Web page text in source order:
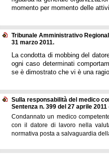
momento per momento delle
Tribunale Amministrativo
31 marzo 2011.
La condotta di mobbing del
ogni caso determinati
se è dimostrato che vi è una
Sulla responsabilità del medico
Sentenza n. 399 del 27 aprile 2011
Condannato un medico
con il datore di lavoro nella
normativa posta a salvaguardia